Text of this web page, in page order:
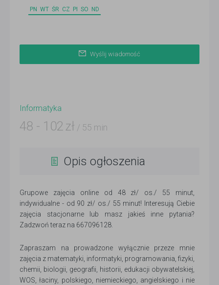
PN WT ŚR CZ PI SO ND
Wyślij wiadomość
Informatyka
48 - 102 zł / 55 min
Opis ogłoszenia
Grupowe zajęcia online od 48 zł/ os./ 55 minut,
indywidualne - od 90 zł/ os./ 55 minut! Interesują Ciebie
zajęcia stacjonarne lub masz jakieś inne pytania?
Zadzwoń teraz na 667096128.
Zapraszam na prowadzone wyłącznie przeze mnie
zajęcia z matematyki, informatyki, programowania, fizyki,
chemii, biologii, geografii, historii, edukacji obywatelskiej,
WOS, łaciny, polskiego, niemieckiego, angielskiego i nie